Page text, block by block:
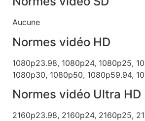
Aucune
Normes vidéo HD
1080p23.98, 1080p24, 1080p25,
1080p30, 1080p50, 1080p59.94,
Normes vidéo Ultra HD
2160p23.98, 2160p24, 2160p25,